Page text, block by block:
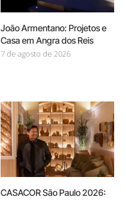
João Armentano: Projetos e
Casa em Angra dos Reis
7 de agosto de 2026
CASACOR São Paulo 2026: